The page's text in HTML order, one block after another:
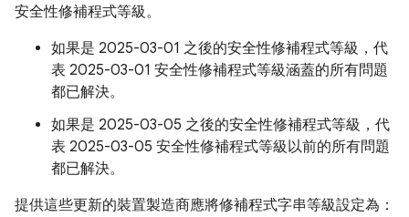
安全性修補程式等級。
如果是 2025-03-01 之後的安全性修補程式等級，代
表 2025-03-01 安全性修補程式等級涵蓋的所有問題
都已解決。
如果是 2025-03-05 之後的安全性修補程式等級，代
表 2025-03-05 安全性修補程式等級以前的所有問題
都已解決。
提供這些更新的裝置製造商應將修補程式字串等級設定為：